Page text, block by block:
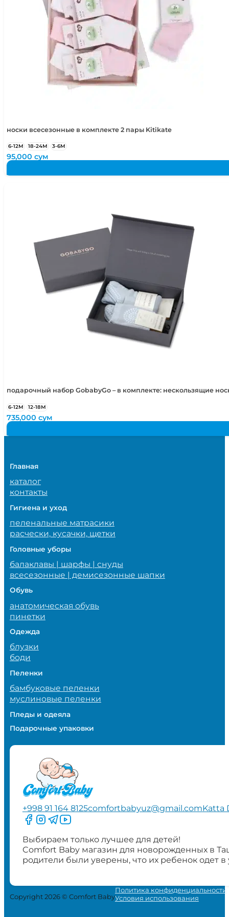
носки всесезонные в комплекте 2 пары Kitikate
6-12М 18-24М 3-6М
95,000сум
подарочный набор GobabyGo – в комплекте: нескользящие
6-12М 12-18М
735,000сум
Главная
каталог
контакты
Гигиена и уход
пеленальные матрасики
расчески, кусачки, щетки
Головные уборы
балаклавы | шарфы | снуды
всесезонные | демисезонные шапки
Обувь
анатомическая обувь
пинетки
Одежда
блузки
боди
Пеленки
бамбуковые пеленки
муслиновые пеленки
Пледы и одеяла
Подарочные упаковки
+998 91 164 8125comfortbabyuz@gmail.comKatta
Следите за нами на Facebook
Следите за нами в Instagram
Следите за нами в Telegram
Следите за нами в YouTube
Выбираем только лучшее для детей!
Comfort Baby магазин для новорожденных в
родители были уверены, что их ребенок одет
Copyright 2026 © Comfort Baby
Политика конфиденциальности
Условия использования